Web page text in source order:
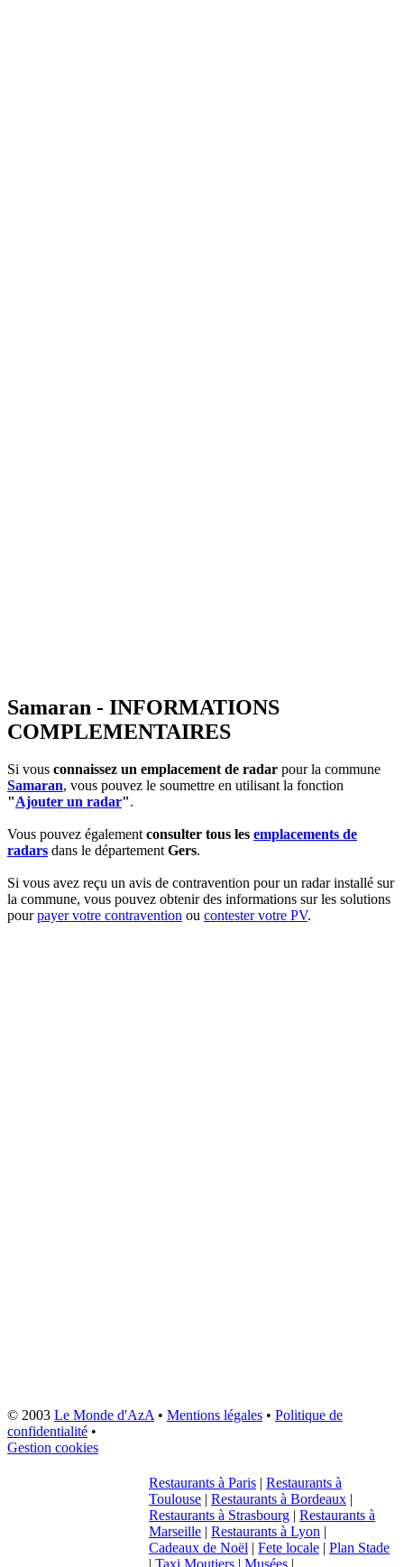
Samaran - INFORMATIONS
COMPLEMENTAIRES
Si vous connaissez un emplacement de radar pour la commune
Samaran, vous pouvez le soumettre en utilisant la fonction
"Ajouter un radar".
Vous pouvez égalementconsulter tous les emplacements de
radars dans le départementGers.
Si vous avez reçu un avis de contravention pour un radar installé sur
la commune, vous pouvez obtenir des informations sur les solutions
pourpayer votre contravention ou contester votre PV.
© 2003 Le Monde d'AzA• Mentions légales • Politique de
confidentialité •
Gestion cookies
Restaurants à Paris | Restaurants à
Toulouse | Restaurants à Bordeaux |
Restaurants à Strasbourg | Restaurants à
Marseille | Restaurants à Lyon |
Cadeaux de Noël | Fete locale | Plan Stade